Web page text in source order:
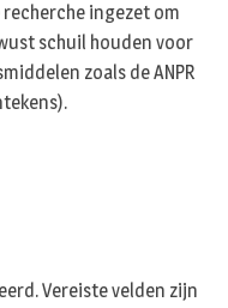
ingezet om
schuil houden voor
zoals de ANPR
Vereiste velden zijn